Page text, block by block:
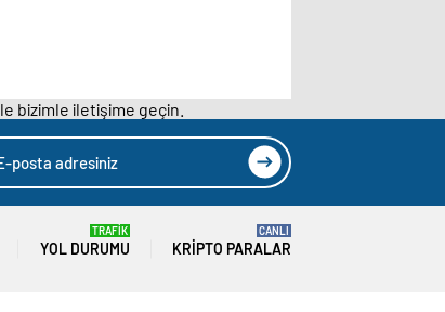
bizimle iletişime geçin.
YOL DURUMU
TRAFİK
KRIPTO PARALAR
CANLI